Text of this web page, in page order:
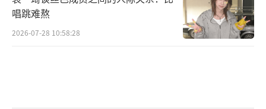
参加某个活动，她就会提前在网上发布一些似
是而非的言论，试图引导舆论，给石凯制造麻
烦。还有，他们共同好友结婚，石凯去参加婚
唱跳难熬
2026-07-28 10:58:28